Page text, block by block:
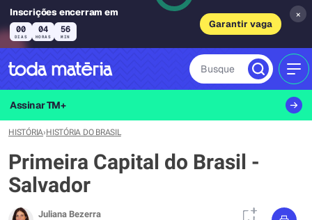
Inscrições encerram em
00
DIAS
04
HORAS
55
MIN
Garantir vaga
×
Busque
Assinar TM+
HISTÓRIA›HISTÓRIA DO BRASIL
Primeira Capital do Brasil -
Salvador
Juliana Bezerra